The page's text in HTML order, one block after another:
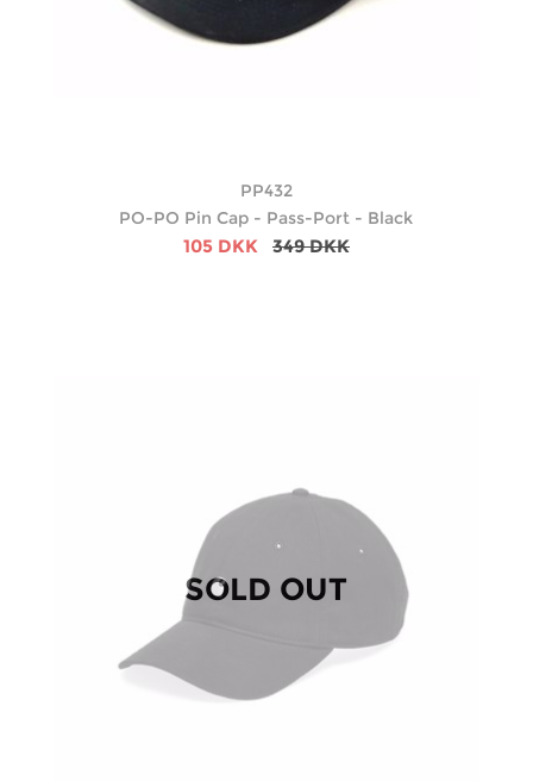
PP432
PO-PO Pin Cap - Pass-Port - Black
105 DKK 349 DKK
SOLD OUT